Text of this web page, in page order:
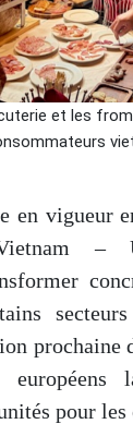
et les
en vigueur
–
secteurs
prochaine
européens
pour les